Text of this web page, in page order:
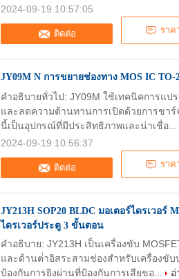
ติดต่อ ราค
2024-09-19 10:57:05
JY09M N การขยายช่องทาง MOS IC TO-
ติดต่อ ราค
คําอธิบายทั่วไป: JY09M ใช้เทคนิคการแ
และลดความต้านทานการเปิดด้วยการชา
นี้เป็นอุปกรณ์ที่มีประสิทธิภาพและน่าเชื่อ...
2024-09-19 10:56:37
JY213H SOP20 BLDC มอเตอร์ไดรเวอร์
ไดรเวอร์ประตู 3 ขั้นตอน
คําอธิบาย: JY213H เป็นเครื่องขับ
และด้านต่ําอิสระสามช่องสําหรับเครื่องขั
ป้องกันการยิงผ่านที่ป้องกันการเสียขอ...
อ่